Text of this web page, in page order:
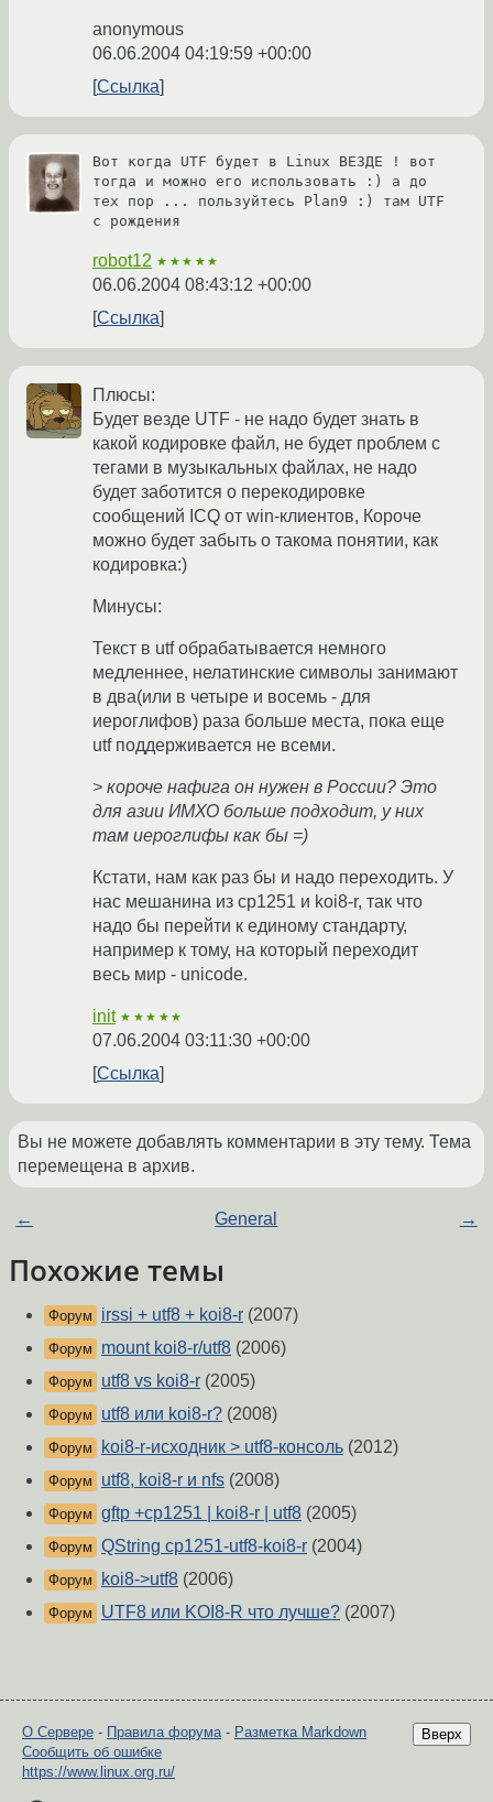
anonymous
06.06.2004 04:19:59 +00:00
Ссылка
Вот когда UTF будет в Linux ВЕЗДЕ ! вот
тогда и можно его использовать :) а до
тех пор ... пользуйтесь Plan9 :) там UTF
с рождения
robot12 ★★★★★
06.06.2004 08:43:12 +00:00
Ссылка
Плюсы:
Будет везде UTF - не надо будет знать в
какой кодировке файл, не будет проблем с
тегами в музыкальных файлах, не надо
будет заботится о перекодировке
сообщений ICQ от win-клиентов, Короче
можно будет забыть о такома понятии, как
кодировка:)
Минусы:
Текст в utf обрабатывается немного
медленнее, нелатинские символы занимают
в два(или в четыре и восемь - для
иероглифов) раза больше места, пока еще
utf поддерживается не всеми.
> короче нафига он нужен в России? Это
для азии ИМХО больше подходит, у них
там иероглифы как бы =)
Кстати, нам как раз бы и надо переходить. У
нас мешанина из cp1251 и koi8-r, так что
надо бы перейти к единому стандарту,
например к тому, на который переходит
весь мир - unicode.
init ★★★★★
07.06.2004 03:11:30 +00:00
Ссылка
Вы не можете добавлять комментарии в эту тему. Тема
перемещена в архив.
← General →
Похожие темы
Форум irssi + utf8 + koi8-r (2007)
Форум mount koi8-r/utf8 (2006)
Форум utf8 vs koi8-r (2005)
Форум utf8 или koi8-r? (2008)
Форум koi8-r-исходник > utf8-консоль (2012)
Форум utf8, koi8-r и nfs (2008)
Форум gftp +cp1251 | koi8-r | utf8 (2005)
Форум QString cp1251-utf8-koi8-r (2004)
Форум koi8->utf8 (2006)
Форум UTF8 или KOI8-R что лучше? (2007)
Вверх
О Сервере - Правила форума- Разметка Markdown
Сообщить об ошибке
https://www.linux.org.ru/